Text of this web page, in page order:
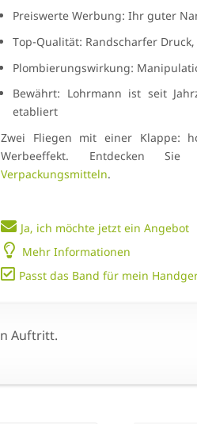
Preiswerte Werbung: Ihr guter
Top-Qualität: Randscharfer
Plombierungswirkung:
Bewährt: Lohrmann ist seit
etabliert
Zwei Fliegen mit einer Klappe:
Werbeeffekt. Entdecken
Verpackungsmitteln.
Ja, ich möchte jetzt ein Angebot
Mehr Informationen
Passt das Band für mein
Auftritt.